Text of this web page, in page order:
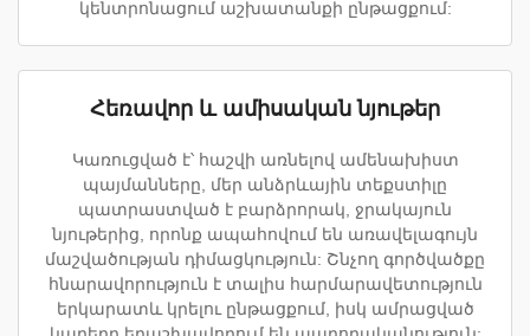
կենտրոնացում աշխատանքի ընթացքում:
Հեռավոր և ամիսական նյութեր
Կառուցված է՝ հաշվի առնելով ամենախիստ
պայմանները, մեր անձրևային տեքստիլը
պատրաստված է բարձրորակ, ջրակայուն
նյութերից, որոնք ապահովում են առավելագույն
մաշվածության դիմացկություն: Շնչող գործվածքը
հնարավորություն է տալիս հարմարավետություն
երկարատև կրելու ընթացքում, իսկ ամրացված